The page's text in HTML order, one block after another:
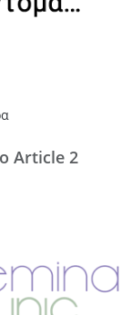
Article 2